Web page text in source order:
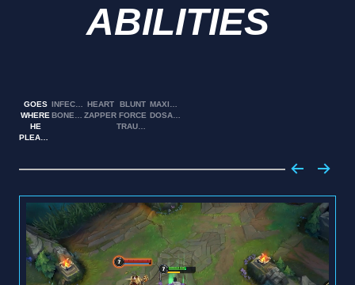
ABILITIES
GOES
WHERE
HE
INFECTEDHEART
ZAPPER
BLUNT
FORCE
MAXIMUM
DOSAGE